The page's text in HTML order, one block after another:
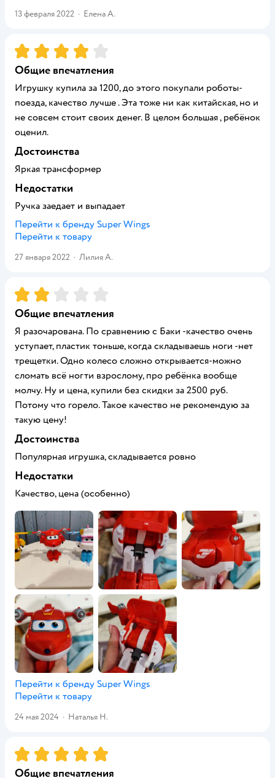
13 февраля 2022 · Елена A.
Рейтинг:4
Общие впечатления
Игрушку купила за 1200, до этого покупали роботы-
поезда, качество лучше . Эта тоже ни как китайская, но и
не совсем стоит своих денег. В целом большая , ребёнок
оценил.
Достоинства
Яркая трансформер
Недостатки
Ручка заедает и выпадает
Перейти к бренду Super Wings
Перейти к товару
27 января 2022 · Лилия А.
Рейтинг:2
Общие впечатления
Я разочарована. По сравнению с Баки -качество очень
уступает, пластик тоньше, когда складываешь ноги -нет
трещетки. Одно колесо сложно открывается-можно
сломать всё ногти взрослому, про ребёнка вообще
молчу. Ну и цена, купили без скидки за 2500 руб.
Потому что горело. Такое качество не рекомендую за
такую цену!
Достоинства
Популярная игрушка, складывается ровно
Недостатки
Качество, цена (особенно)
Перейти к бренду Super Wings
Перейти к товару
24 мая 2024 · Наталья Н.
Рейтинг:5
Общие впечатления